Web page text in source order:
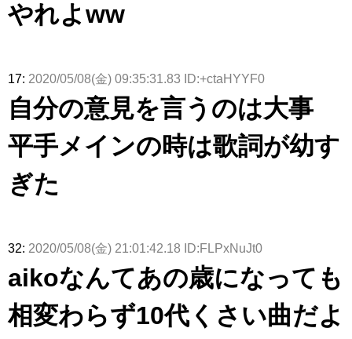
やれよww
17: 2020/05/08(金) 09:35:31.83 ID:+ctaHYYF0
自分の意見を言うのは大事
平手メインの時は歌詞が幼す
ぎた
32: 2020/05/08(金) 21:01:42.18 ID:FLPxNuJt0
aikoなんてあの歳になっても
相変わらず10代くさい曲だよ